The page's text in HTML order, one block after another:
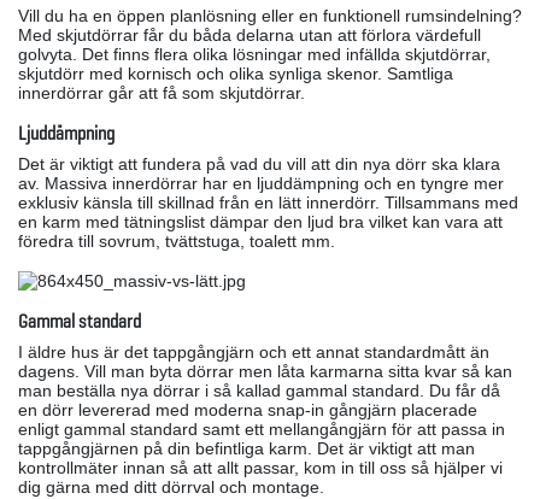
Vill du ha en öppen planlösning eller en funktionell rumsindelning?
Med skjutdörrar får du båda delarna utan att förlora värdefull
golvyta. Det finns flera olika lösningar med infällda skjutdörrar,
skjutdörr med kornisch och olika synliga skenor. Samtliga
innerdörrar går att få som skjutdörrar.
Ljuddämpning
Det är viktigt att fundera på vad du vill att din nya dörr ska klara
av. Massiva innerdörrar har en ljuddämpning och en tyngre mer
exklusiv känsla till skillnad från en lätt innerdörr. Tillsammans med
en karm med tätningslist dämpar den ljud bra vilket kan vara att
föredra till sovrum, tvättstuga, toalett mm.
Gammal standard
I äldre hus är det tappgångjärn och ett annat standardmått än
dagens. Vill man byta dörrar men låta karmarna sitta kvar så kan
man beställa nya dörrar i så kallad gammal standard. Du får då
en dörr levererad med moderna snap-in gångjärn placerade
enligt gammal standard samt ett mellangångjärn för att passa in
tappgångjärnen på din befintliga karm. Det är viktigt att man
kontrollmäter innan så att allt passar, kom in till oss så hjälper vi
dig gärna med ditt dörrval och montage.